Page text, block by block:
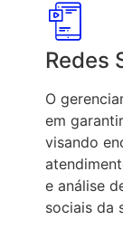
Redes
O
em
visando
e análise
sociais da